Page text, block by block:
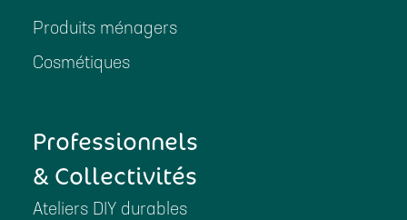
Produits ménagers
Cosmétiques
Professionnels
& Collectivités
Ateliers DIY durables